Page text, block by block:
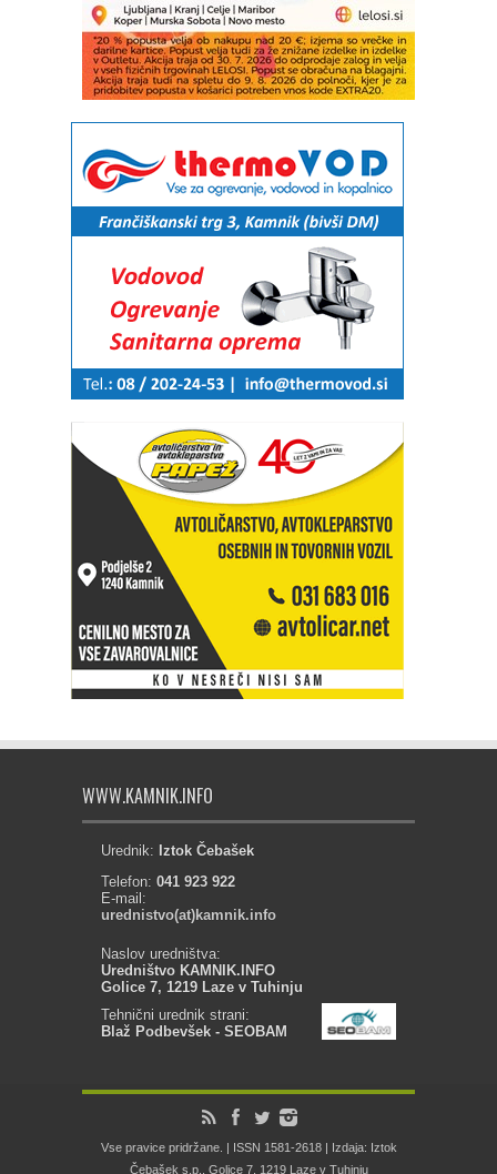
WWW.KAMNIK.INFO
Urednik: Iztok Čebašek
Telefon: 041 923 922
E-mail:
urednistvo(at)kamnik.info
Naslov uredništva:
Uredništvo KAMNIK.INFO
Golice 7, 1219 Laze v Tuhinju
Tehnični urednik strani:
Blaž Podbevšek - SEOBAM
Vse pravice pridržane. | ISSN 1581-2618 | Izdaja: Iztok
Čebašek s.p., Golice 7, 1219 Laze v Tuhinju